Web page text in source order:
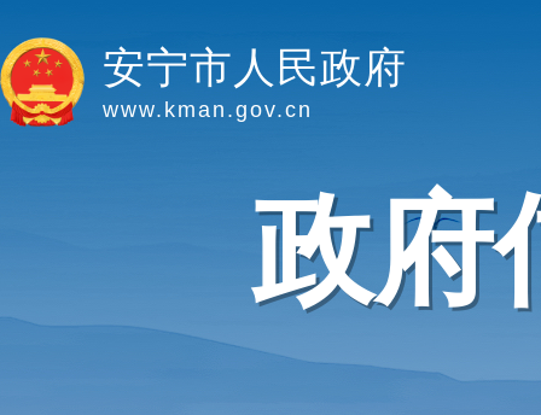
安宁市人民政府
www.kman.gov.cn
政府